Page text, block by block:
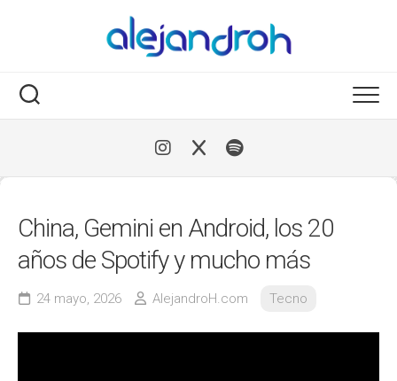
China, Gemini en Android, los 20
años de Spotify y mucho más
24 mayo, 2026 AlejandroH.com Tecno